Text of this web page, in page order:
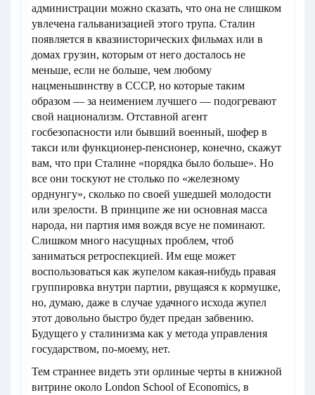
администрации можно сказать, что она не слишком
увлечена гальванизацией этого трупа. Сталин
появляется в квазиисторических фильмах или в
домах грузин, которым от него досталось не
меньше, если не больше, чем любому
нацменьшинству в СССР, но которые таким
образом — за неимением лучшего — подогревают
свой национализм. Отставной агент
госбезопасности или бывший военный, шофер в
такси или функционер-пенсионер, конечно, скажут
вам, что при Сталине «порядка было больше». Но
все они тоскуют не столько по «железному
орднунгу», сколько по своей ушедшей молодости
или зрелости. В принципе же ни основная масса
народа, ни партия имя вождя всуе не поминают.
Слишком много насущных проблем, чтоб
заниматься ретроспекцией. Им еще может
воспользоваться как жупелом какая-нибудь правая
группировка внутри партии, рвущаяся к кормушке,
но, думаю, даже в случае удачного исхода жупел
этот довольно быстро будет предан забвению.
Будущего у сталинизма как у метода управления
государством, по-моему, нет.
Тем страннее видеть эти орлиные черты в книжной
витрине около London School of Economics, в